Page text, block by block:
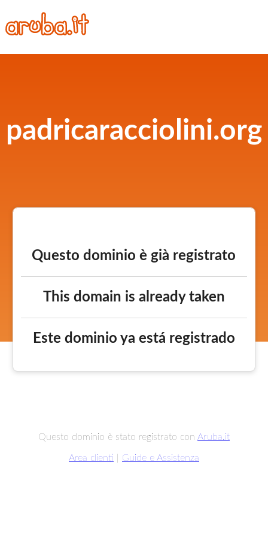
padricaracciolini.org
Questo dominio è già registrato
This domain is already taken
Este dominio ya está registrado
Questo dominio è stato registrato con Aruba.it
Area clienti Guide e Assistenza